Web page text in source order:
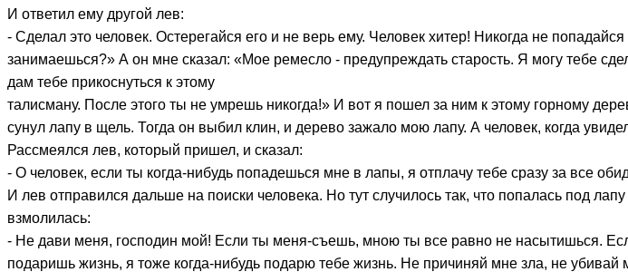
И ответил ему другой лев:
- Сделал это человек. Остерегайся его и не верь ему. Человек хитер! Никогда не
занимаешься?» А он мне сказал: «Мое ремесло - предупреждать старость. Я могу тебе
дам тебе прикоснуться к этому
талисману. После этого ты не умрешь никогда!» И вот я пошел за ним к этому горному
сунул лапу в щель. Тогда он выбил клин, и дерево зажало мою лапу. А человек, когда
Рассмеялся лев, который пришел, и сказал:
- О человек, если ты когда-нибудь попадешься мне в лапы, я отплачу тебе сразу за все
И лев отправился дальше на поиски человека. Но тут случилось так, что попалась под
взмолилась:
- Не дави меня, господин мой! Если ты меня-съешь, мною ты все равно не насытишься.
подаришь жизнь, я тоже когда-нибудь подарю тебе жизнь. Не причиняй мне зла, не убивай